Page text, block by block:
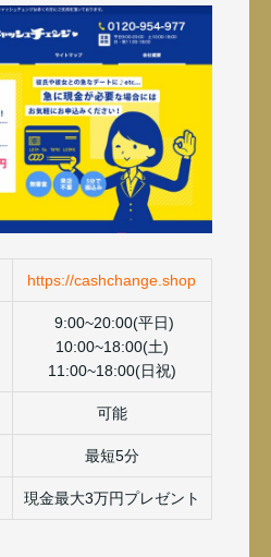
https://cashchange.shop
9:00~20:00(平日)
10:00~18:00(土)
11:00~18:00(日祝)
可能
最短5分
現金最大3万円プレゼント